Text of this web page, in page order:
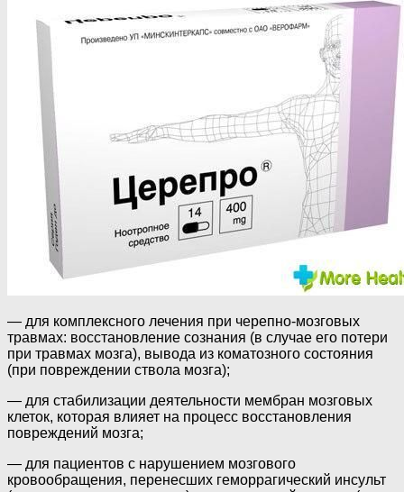
— для комплексного лечения при черепно-мозговых
травмах: восстановление сознания (в случае его потери
при травмах мозга), вывода из коматозного состояния
(при повреждении ствола мозга);
— для стабилизации деятельности мембран мозговых
клеток, которая влияет на процесс восстановления
повреждений мозга;
— для пациентов с нарушением мозгового
кровообращения, перенесших геморрагический инсульт